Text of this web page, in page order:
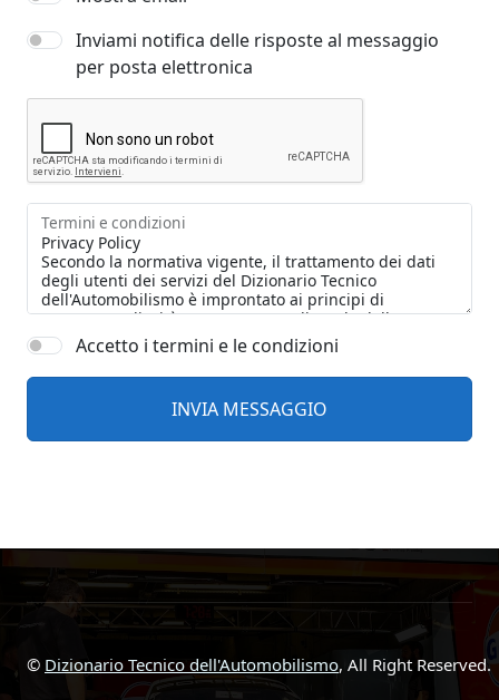
Inviami notifica delle risposte al messaggio
per posta elettronica
Termini e condizioni
Accetto i termini e le condizioni
© Dizionario Tecnico dell'Automobilismo, All Right Reserved.